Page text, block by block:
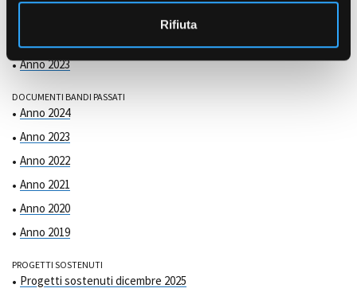
Rifiuta
Anno 2023
DOCUMENTI BANDI PASSATI
Anno 2024
Anno 2023
Anno 2022
Anno 2021
Anno 2020
Anno 2019
PROGETTI SOSTENUTI
Progetti sostenuti dicembre 2025